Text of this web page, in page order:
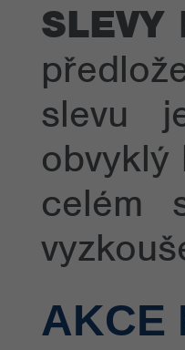
SLEVY
slevu
obvyklý
celém
AKCE